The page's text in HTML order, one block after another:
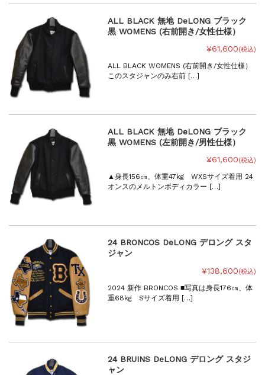
ALL BLACK 無地 DeLONG ブラック
黒 WOMENS (右前開き/女性仕様）
¥61,600(税込)
ALL BLACK WOMENS (右前開き/女性仕様）
このスタジャンのみ右前 […]
ALL BLACK 無地 DeLONG ブラック
黒 WOMENS (左前開き/男性仕様）
¥61,600(税込)
▲身長156㎝、体重47kg WXSサイズ着用 24
オンスのメルトンボディカラー […]
24 BRONCOS DeLONG デロング スタ
ジャン
¥138,600(税込)
2024 新作 BRONCOS ■写真は身長176㎝、体
重68kg Sサイズ着用 […]
24 BRUINS DeLONG デロング スタジ
ャン